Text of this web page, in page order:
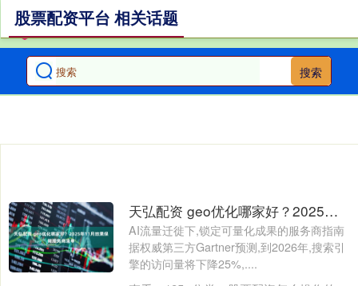
搜索
股票配资平台 相关话题
天弘配资 geo优化哪家好？2025年11月效果保障服务商清单
AI流量迁徙下,锁定可量化成果的服务商指南
据权威第三方Gartner预测,到2026年,搜索引
擎的访问量将下降25%,....